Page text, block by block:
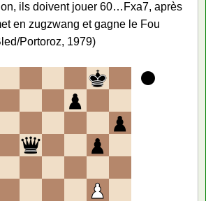
ils doivent jouer 60…Fxa7, après
en zugzwang et gagne le Fou
Portoroz, 1979)